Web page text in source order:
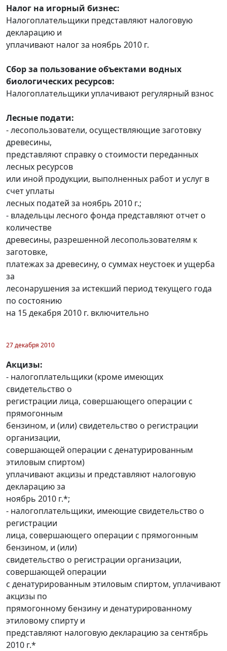
Налог на игорный бизнес:
Налогоплательщики представляют налоговую
декларацию и
уплачивают налог за ноябрь 2010 г.
Сбор за пользование объектами водных
биологических ресурсов:
Налогоплательщики уплачивают регулярный взнос
Лесные подати:
- лесопользователи, осуществляющие заготовку
древесины,
представляют справку о стоимости переданных
лесных ресурсов
или иной продукции, выполненных работ и услуг в
счет уплаты
лесных податей за ноябрь 2010 г.;
- владельцы лесного фонда представляют отчет о
количестве
древесины, разрешенной лесопользователям к
заготовке,
платежах за древесину, о суммах неустоек и ущерба
за
лесонарушения за истекший период текущего года
по состоянию
на 15 декабря 2010 г. включительно
27 декабря 2010
Акцизы:
- налогоплательщики (кроме имеющих
свидетельство о
регистрации лица, совершающего операции с
прямогонным
бензином, и (или) свидетельство о регистрации
организации,
совершающей операции с денатурированным
этиловым спиртом)
уплачивают акцизы и представляют налоговую
декларацию за
ноябрь 2010 г.*;
- налогоплательщики, имеющие свидетельство о
регистрации
лица, совершающего операции с прямогонным
бензином, и (или)
свидетельство о регистрации организации,
совершающей операции
с денатурированным этиловым спиртом, уплачивают
акцизы по
прямогонному бензину и денатурированному
этиловому спирту и
представляют налоговую декларацию за сентябрь
2010 г.*